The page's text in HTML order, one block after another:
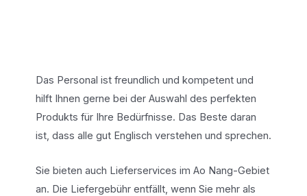
Das Personal ist freundlich und kompetent und
hilft Ihnen gerne bei der Auswahl des perfekten
Produkts für Ihre Bedürfnisse. Das Beste daran
ist, dass alle gut Englisch verstehen und sprechen.
Sie bieten auch Lieferservices im Ao Nang-Gebiet
an. Die Liefergebühr entfällt, wenn Sie mehr als